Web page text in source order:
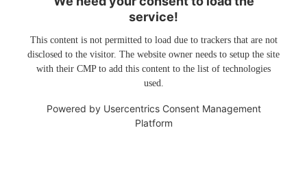
service!
This content is not permitted to load due to trackers that are not
disclosed to the visitor. The website owner needs to setup the site
with their CMP to add this content to the list of technologies
used.
Powered by Usercentrics Consent Management
Platform